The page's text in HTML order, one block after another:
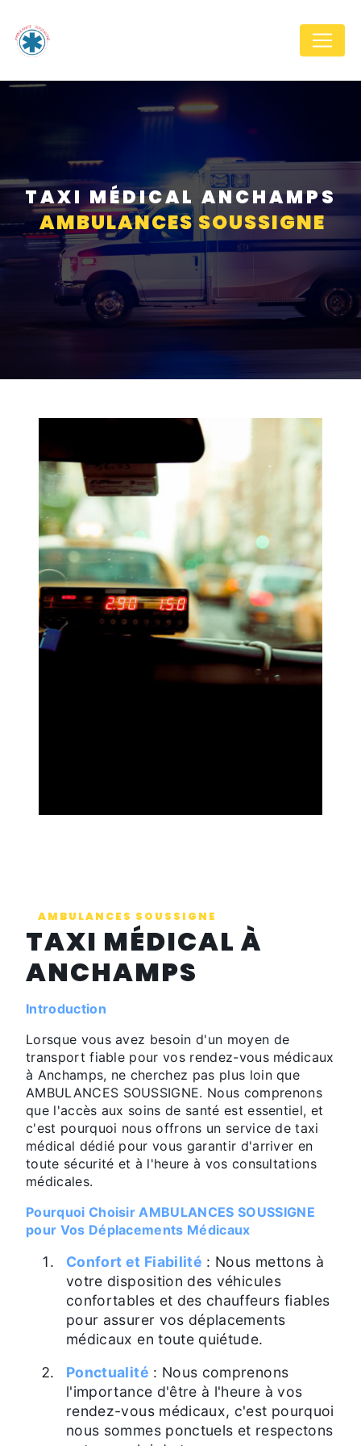
TAXI MÉDICAL ANCHAMPS
AMBULANCES SOUSSIGNE
AMBULANCES SOUSSIGNE
TAXI MÉDICAL À
ANCHAMPS
Introduction
Lorsque vous avez besoin d'un moyen de
transport fiable pour vos rendez-vous médicaux
à Anchamps, ne cherchez pas plus loin que
AMBULANCES SOUSSIGNE. Nous comprenons
que l'accès aux soins de santé est essentiel, et
c'est pourquoi nous offrons un service de taxi
médical dédié pour vous garantir d'arriver en
toute sécurité et à l'heure à vos consultations
médicales.
Pourquoi Choisir AMBULANCES SOUSSIGNE
pour Vos Déplacements Médicaux
Confort et Fiabilité : Nous mettons à
votre disposition des véhicules
confortables et des chauffeurs fiables
pour assurer vos déplacements
médicaux en toute quiétude.
Ponctualité : Nous comprenons
l'importance d'être à l'heure à vos
rendez-vous médicaux, c'est pourquoi
nous sommes ponctuels et respectons